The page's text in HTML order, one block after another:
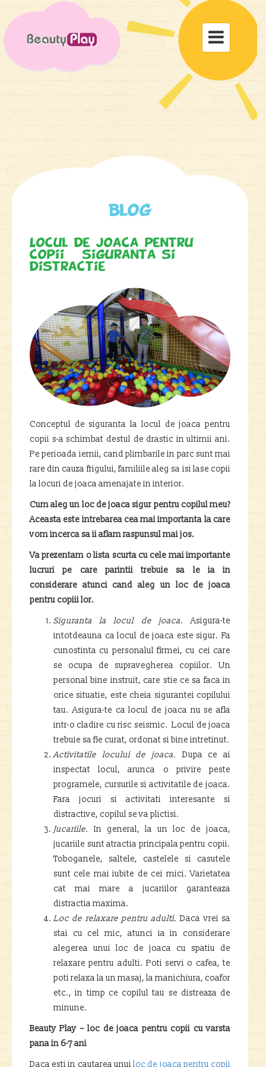
Toggle

Blog
Locul de joaca pentru
copii – siguranta si
distractie
Conceptul de siguranta la locul de joaca pentru
copii s-a schimbat destul de drastic in ultimii ani.
Pe perioada iernii, cand plimbarile in parc sunt mai
rare din cauza frigului, familiile aleg sa isi lase copii
la locuri de joaca amenajate in interior.
Cum aleg un loc de joaca sigur pentru copilul meu?
Aceasta este intrebarea cea mai importanta la care
vom incerca sa ii aflam raspunsul mai jos.
Va prezentam o lista scurta cu cele mai importante
lucruri pe care parintii trebuie sa le ia in
considerare atunci cand aleg un loc de joaca
pentru copiii lor.
Siguranta la locul de joaca. Asigura-te
intotdeauna ca locul de joaca este sigur. Fa
cunostinta cu personalul firmei, cu cei care
se ocupa de supravegherea copiilor. Un
personal bine instruit, care stie ce sa faca in
orice situatie, este cheia sigurantei copilului
tau. Asigura-te ca locul de joaca nu se afla
intr-o cladire cu risc seismic. Locul de joaca
trebuie sa fie curat, ordonat si bine intretinut.
Activitatile locului de joaca. Dupa ce ai
inspectat locul, arunca o privire peste
programele, cursurile si activitatile de joaca.
Fara jocuri si activitati interesante si
distractive, copilul se va plictisi.
Jucariile. In general, la un loc de joaca,
jucariile sunt atractia principala pentru copii.
Toboganele, saltele, castelele si casutele
sunt cele mai iubite de cei mici. Varietatea
cat mai mare a jucariilor garanteaza
distractia maxima.
Loc de relaxare pentru adulti. Daca vrei sa
stai cu cel mic, atunci ia in considerare
alegerea unui loc de joaca cu spatiu de
relaxare pentru adulti. Poti servi o cafea, te
poti relaxa la un masaj, la manichiura, coafor
etc., in timp ce copilul tau se distreaza de
minune.
Beauty Play – loc de joaca pentru copii cu varsta
pana in 6-7 ani
Daca esti in cautarea unuiloc de joaca pentru copii